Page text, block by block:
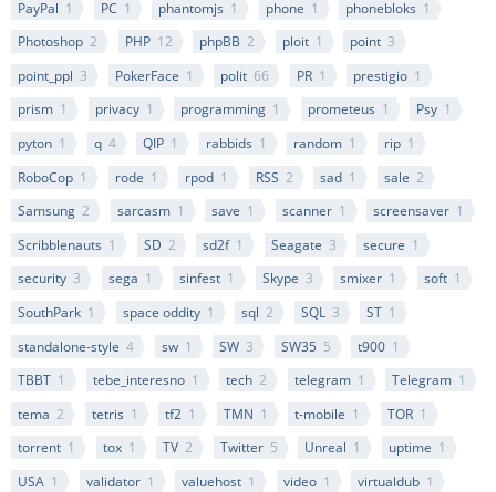
PayPal 1 PC 1 phantomjs 1 phone 1 phonebloks 1
Photoshop 2 PHP 12 phpBB 2 ploit 1 point 3
point_ppl 3 PokerFace 1 polit 66 PR 1 prestigio 1
prism 1 privacy 1 programming 1 prometeus 1 Psy 1
pyton 1 q 4 QIP 1 rabbids 1 random 1 rip 1
RoboCop 1 rode 1 rpod 1 RSS 2 sad 1 sale 2
Samsung 2 sarcasm 1 save 1 scanner 1 screensaver 1
Scribblenauts 1 SD 2 sd2f 1 Seagate 3 secure 1
security 3 sega 1 sinfest 1 Skype 3 smixer 1 soft 1
SouthPark 1 space oddity 1 sql 2 SQL 3 ST 1
standalone-style 4 sw 1 SW 3 SW35 5 t900 1
TBBT 1 tebe_interesno 1 tech 2 telegram 1 Telegram 1
tema 2 tetris 1 tf2 1 TMN 1 t-mobile 1 TOR 1
torrent 1 tox 1 TV 2 Twitter 5 Unreal 1 uptime 1
USA 1 validator 1 valuehost 1 video 1 virtualdub 1